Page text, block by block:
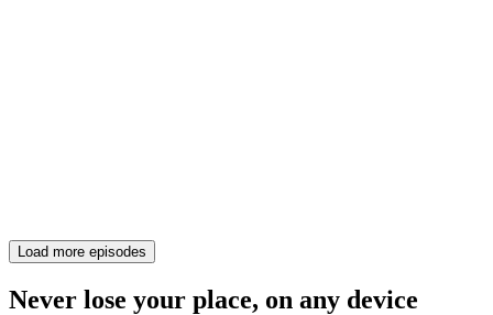
Load more episodes
Never lose your place, on any device